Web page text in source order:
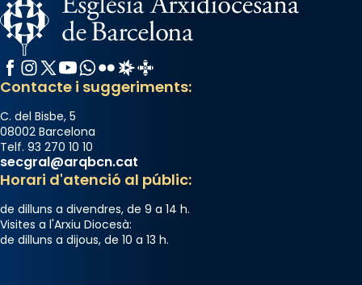
Facebook
Instagram
X / Twitter
YouTube
WhatsApp
FlickrRadio Estel
Catalunya Cristiana
Contacte i suggeriments:
C. del Bisbe, 5
08002 Barcelona
Telf. 93 270 10 10
secgral@arqbcn.cat
Horari d'atenció al públic:
de dilluns a divendres, de 9 a 14 h.
Visites a l'Arxiu Diocesà:
de dilluns a dijous, de 10 a 13 h.